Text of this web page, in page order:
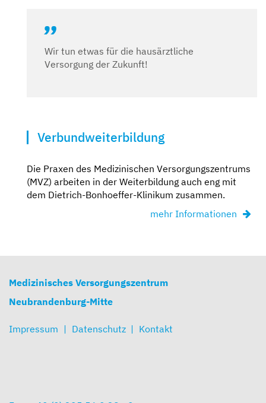
Wir tun etwas für die hausärztliche
Versorgung der Zukunft!
Verbundweiterbildung
Die Praxen des Medizinischen Versorgungszentrums
(MVZ) arbeiten in der Weiterbildung auch eng mit
dem Dietrich-Bonhoeffer-Klinikum zusammen.
mehr Informationen
Medizinisches Versorgungszentrum
Neubrandenburg-Mitte
Impressum Datenschutz Kontakt